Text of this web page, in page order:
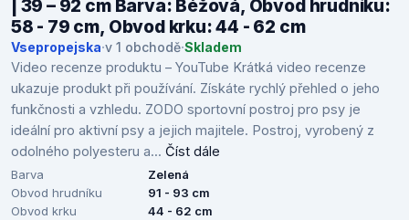
| 39 – 92 cm Barva: Béžová, Obvod hrudníku:
58 - 79 cm, Obvod krku: 44 - 62 cm
Vsepropejska·v 1 obchodě·Skladem
Video recenze produktu – YouTube Krátká video recenze
ukazuje produkt při používání. Získáte rychlý přehled o jeho
funkčnosti a vzhledu. ZODO sportovní postroj pro psy je
ideální pro aktivní psy a jejich majitele. Postroj, vyrobený z
odolného polyesteru a... Číst dále
Barva
Zelená
Obvod hrudníku
91 - 93 cm
Obvod krku
44 - 62 cm